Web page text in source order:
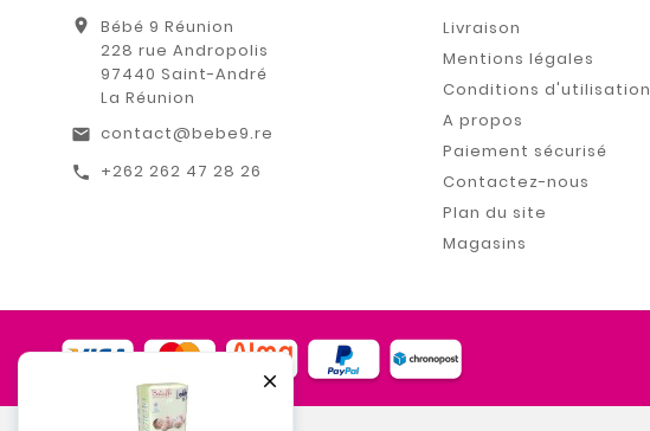

location_on
Bébé 9 Réunion
228 rue Andropolis
97440 Saint-André
La Réunion
email contact@bebe9.re
call +262 262 47 28 26
Livraison
Mentions légales
Conditions d'utilisation
A propos
Paiement sécurisé
Contactez-nous
Plan du site
Magasins